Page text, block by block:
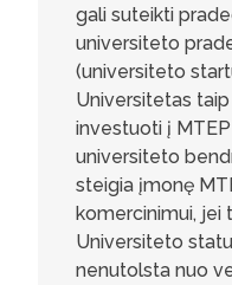
gali suteikti
universiteto
(universiteto
Universitetas
investuoti į
universiteto
steigia įmonę
komercinimui, jei
Universiteto
nenutolsta nuo